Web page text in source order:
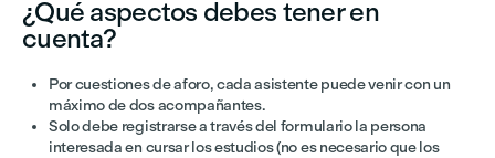
¿Qué aspectos debes tener en
cuenta?
Por cuestiones de aforo, cada asistente puede venir con un
máximo de dos acompañantes.
Solo debe registrarse a través del formulario la persona
interesada en cursar los estudios (no es necesario que los